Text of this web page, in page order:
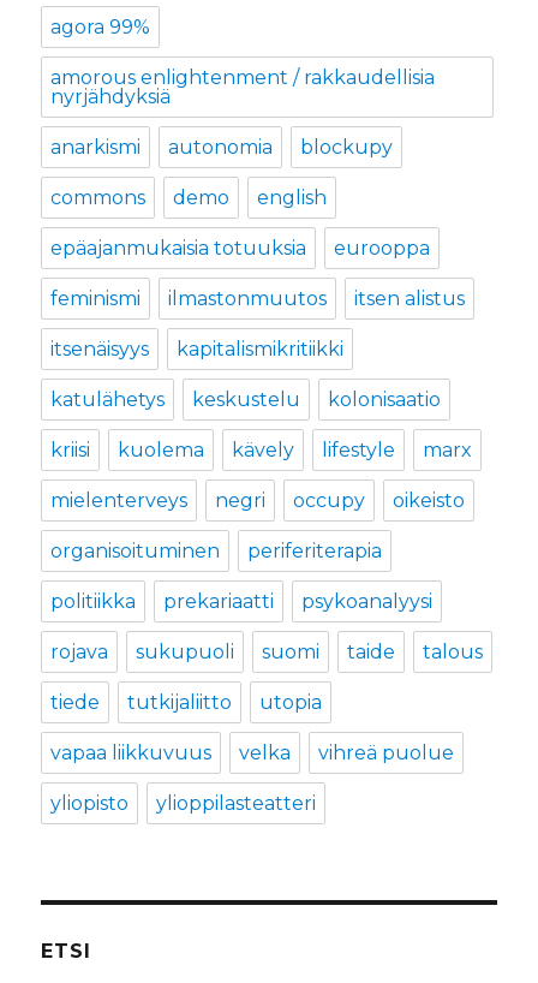
agora 99%
amorous enlightenment / rakkaudellisia
nyrjähdyksiä
anarkismi autonomia blockupy
commons demo english
epäajanmukaisia totuuksia eurooppa
feminismi ilmastonmuutos itsen alistus
itsenäisyys kapitalismikritiikki
katulähetys keskustelu kolonisaatio
kriisi kuolema kävely lifestyle marx
mielenterveys negri occupy oikeisto
organisoituminen periferiterapia
politiikka prekariaatti psykoanalyysi
rojava sukupuoli suomi taide talous
tiede tutkijaliitto utopia
vapaa liikkuvuus velka vihreä puolue
yliopisto ylioppilasteatteri
ETSI